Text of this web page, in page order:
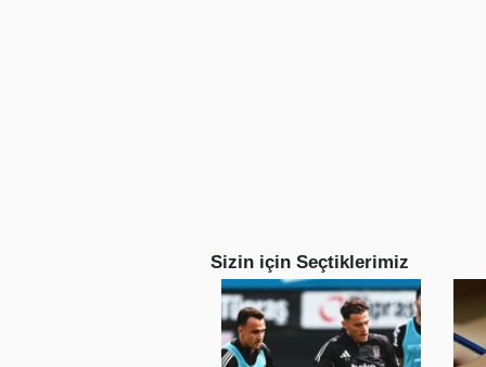
Sizin için Seçtiklerimiz